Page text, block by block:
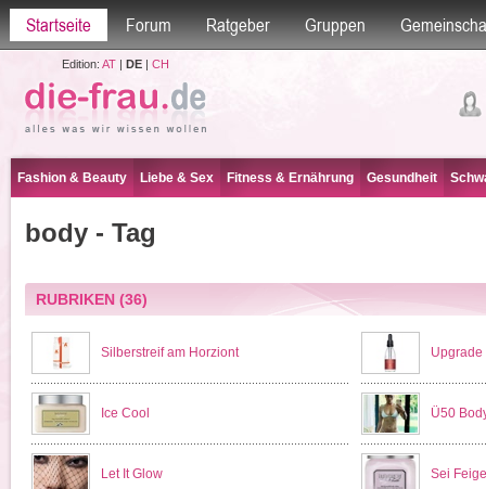
Startseite Forum Ratgeber Gruppen
Edition: AT| DE| CH
Fashion & Beauty Liebe & Sex Fitness & Ernährung Gesundheit
body - Tag
RUBRIKEN(36)
Silberstreif am Horziont Upgrade
Ice Cool Ü50
Let It Glow Sei